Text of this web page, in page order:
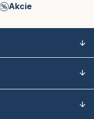
Akcie